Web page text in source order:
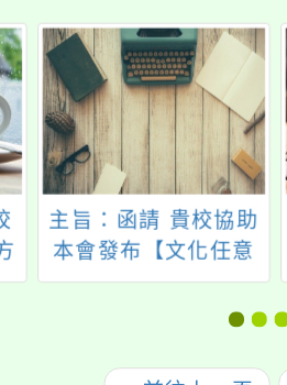
主旨：函請 貴校協助
本會發布【文化任意
門—以湯會友，一起
來聊「浴」：羅 馬x
講座訊息轉發至校內